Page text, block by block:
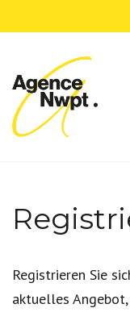
Registrieren Sie
aktuelles